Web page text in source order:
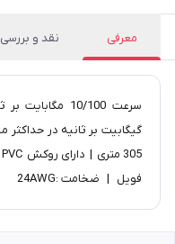
معرفی نقد و بررسی
فویل | ضخامت :24AWG